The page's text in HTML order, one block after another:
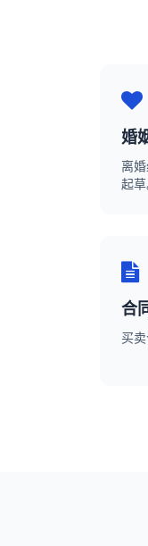
婚
离
起草
合
买